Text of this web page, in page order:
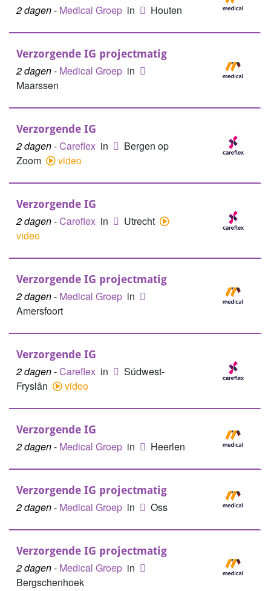
2 dagen- Medical Groep in Houten
Verzorgende IG projectmatig
2 dagen- Medical Groep in
Maarssen
Verzorgende IG
2 dagen-Careflex in
Bergen op
Zoom
video
Verzorgende IG
2 dagen-Careflex in
Utrecht
video
Verzorgende IG projectmatig
2 dagen- Medical Groep in
Amersfoort
Verzorgende IG
2 dagen-Careflex in
Súdwest-
Fryslân
video
Verzorgende IG
2 dagen- Medical Groep in Heerlen
Verzorgende IG projectmatig
2 dagen- Medical Groep in Oss
Verzorgende IG projectmatig
2 dagen- Medical Groep in
Bergschenhoek